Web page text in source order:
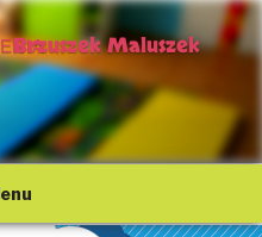
Brzuszek Maluszek